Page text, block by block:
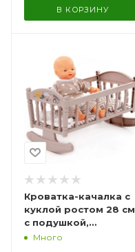
В КОРЗИНУ
Кроватка-качалка с
куклой ростом 28 см
с подушкой,
одеялкой и
Много